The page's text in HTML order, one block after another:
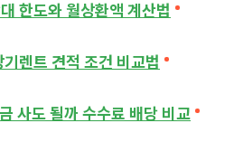
한도와 월상환액 계산법
렌트 견적 조건 비교법
사도 될까 수수료 배당 비교